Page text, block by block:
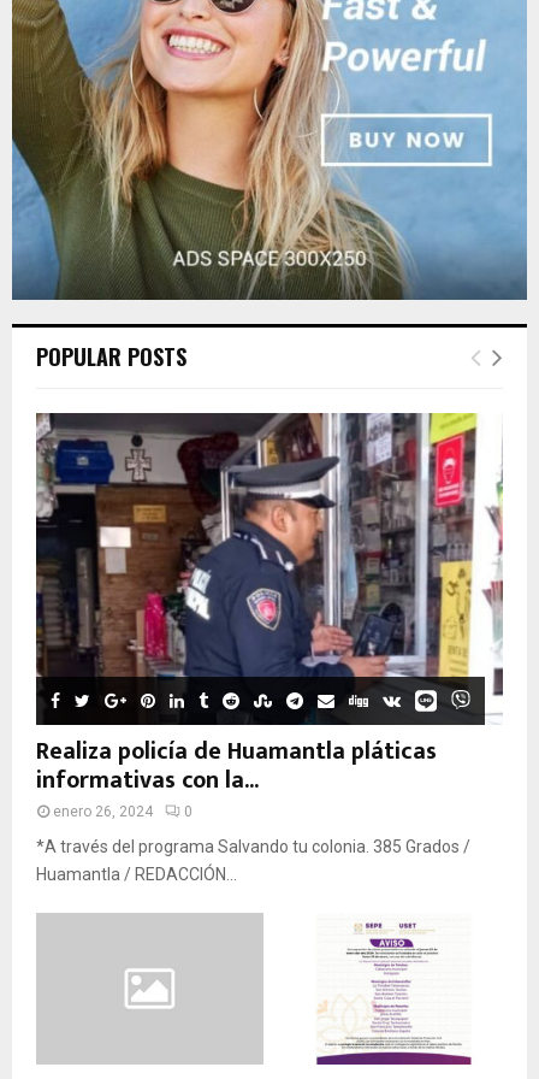
:
C
POPULAR POSTS
Realiza policía de Huamantla pláticas
informativas con la...
enero 26, 2024 0
*A través del programa Salvando tu colonia. 385 Grados /
Huamantla / REDACCIÓN...